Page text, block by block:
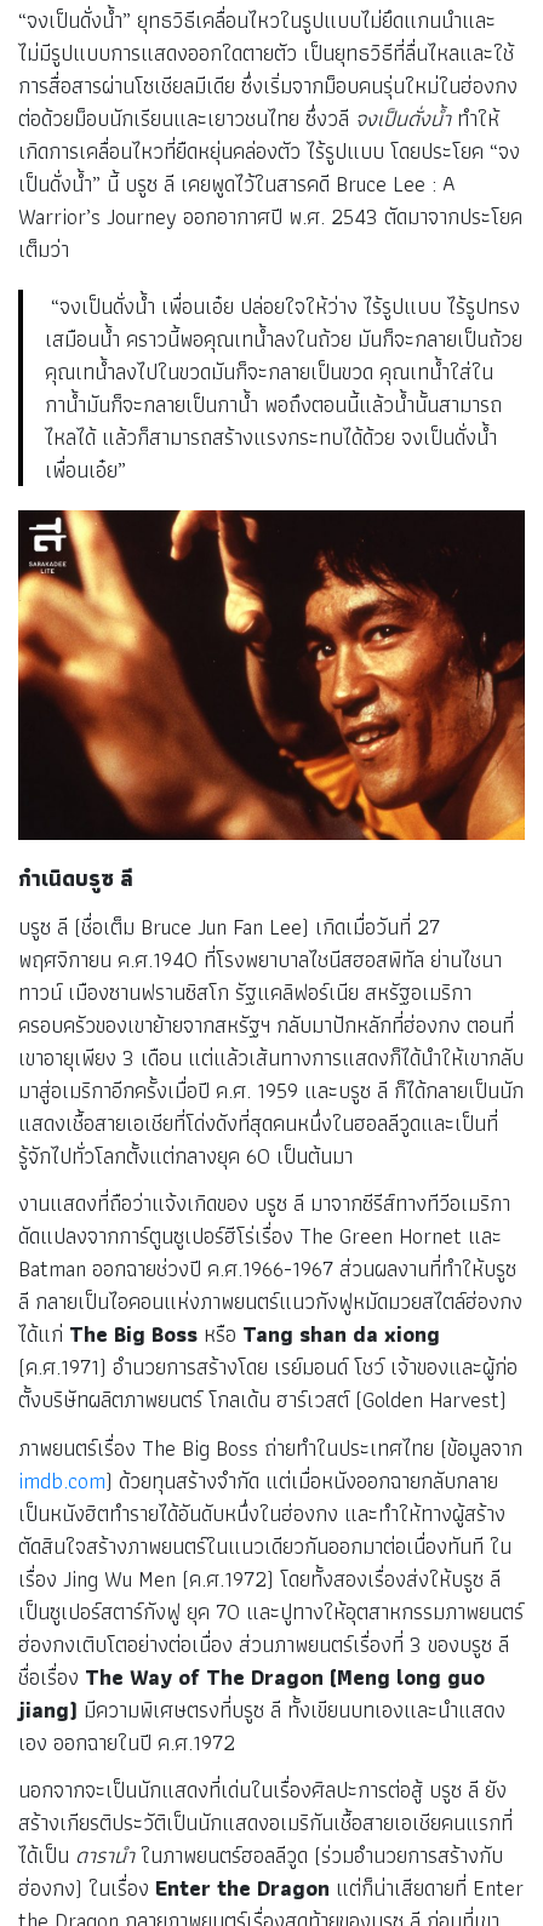
“จงเป็นดั่งน้ำ” ยุทธวิธีเคลื่อนไหวในรูปแบบไม่ยึดแกนนำและ
ไม่มีรูปแบบการแสดงออกใดตายตัว เป็นยุทธวิธีที่ลื่นไหลและใช้
การสื่อสารผ่านโซเชียลมีเดีย ซึ่งเริ่มจากม็อบคนรุ่นใหม่ในฮ่องกง
ต่อด้วยม็อบนักเรียนและเยาวชนไทย ซึ่งวลี จงเป็นดั่งน้ำทำให้
เกิดการเคลื่อนไหวที่ยืดหยุ่นคล่องตัว ไร้รูปแบบ โดยประโยค “จง
เป็นดั่งน้ำ” นี้ บรูซ ลี เคยพูดไว้ในสารคดี Bruce Lee : A
Warrior’s Journey ออกอากาศปี พ.ศ. 2543 ตัดมาจากประโยค
เต็มว่า
“จงเป็นดั่งน้ำ เพื่อนเอ๋ย ปล่อยใจให้ว่าง ไร้รูปแบบ ไร้รูปทรง
เสมือนน้ำ คราวนี้พอคุณเทน้ำลงในถ้วย มันก็จะกลายเป็นถ้วย
คุณเทน้ำลงไปในขวดมันก็จะกลายเป็นขวด คุณเทน้ำใส่ใน
กาน้ำมันก็จะกลายเป็นกาน้ำ พอถึงตอนนี้แล้วน้ำนั้นสามารถ
ไหลได้ แล้วก็สามารถสร้างแรงกระทบได้ด้วย จงเป็นดั่งน้ำ
เพื่อนเอ๋ย”
กำเนิดบรูซ ลี
บรูซ ลี (ชื่อเต็ม Bruce Jun Fan Lee) เกิดเมื่อวันที่ 27
พฤศจิกายน ค.ศ.1940 ที่โรงพยาบาลไชนีสฮอสพิทัล ย่านไชนา
ทาวน์ เมืองซานฟรานซิสโก รัฐแคลิฟอร์เนีย สหรัฐอเมริกา
ครอบครัวของเขาย้ายจากสหรัฐฯ กลับมาปักหลักที่ฮ่องกง ตอนที่
เขาอายุเพียง 3 เดือน แต่แล้วเส้นทางการแสดงก็ได้นำให้เขากลับ
มาสู่อเมริกาอีกครั้งเมื่อปี ค.ศ. 1959 และบรูซ ลี ก็ได้กลายเป็นนัก
แสดงเชื้อสายเอเชียที่โด่งดังที่สุดคนหนึ่งในฮอลลีวูดและเป็นที่
รู้จักไปทั่วโลกตั้งแต่กลางยุค 60 เป็นต้นมา
งานแสดงที่ถือว่าแจ้งเกิดของ บรูซ ลี มาจากซีรีส์ทางทีวีอเมริกา
ดัดแปลงจากการ์ตูนซูเปอร์ฮีโร่เรื่อง The Green Hornet และ
Batman ออกฉายช่วงปี ค.ศ.1966-1967 ส่วนผลงานที่ทำให้บรูซ
ลี กลายเป็นไอคอนแห่งภาพยนตร์แนวกังฟูหมัดมวยสไตล์ฮ่องกง
ได้แก่ The Big Boss หรือ Tang shan da xiong
(ค.ศ.1971) อำนวยการสร้างโดย เรย์มอนด์ โชว์ เจ้าของและผู้ก่อ
ตั้งบริษัทผลิตภาพยนตร์ โกลเด้น ฮาร์เวสต์ (Golden Harvest)
ภาพยนตร์เรื่อง The Big Boss ถ่ายทำในประเทศไทย (ข้อมูลจาก
imdb.com) ด้วยทุนสร้างจำกัด แต่เมื่อหนังออกฉายกลับกลาย
เป็นหนังฮิตทำรายได้อันดับหนึ่งในฮ่องกง และทำให้ทางผู้สร้าง
ตัดสินใจสร้างภาพยนตร์ในแนวเดียวกันออกมาต่อเนื่องทันที ใน
เรื่อง Jing Wu Men (ค.ศ.1972) โดยทั้งสองเรื่องส่งให้บรูซ ลี
เป็นซูเปอร์สตาร์กังฟู ยุค 70 และปูทางให้อุตสาหกรรมภาพยนตร์
ฮ่องกงเติบโตอย่างต่อเนื่อง ส่วนภาพยนตร์เรื่องที่ 3 ของบรูซ ลี
ชื่อเรื่อง The Way of The Dragon (Meng long guo
jiang) มีความพิเศษตรงที่บรูซ ลี ทั้งเขียนบทเองและนำแสดง
เอง ออกฉายในปี ค.ศ.1972
นอกจากจะเป็นนักแสดงที่เด่นในเรื่องศิลปะการต่อสู้ บรูซ ลี ยัง
สร้างเกียรติประวัติเป็นนักแสดงอเมริกันเชื้อสายเอเชียคนแรกที่
ได้เป็น ดารานำในภาพยนตร์ฮอลลีวูด (ร่วมอำนวยการสร้างกับ
ฮ่องกง) ในเรื่อง Enter the Dragon แต่ก็น่าเสียดายที่ Enter